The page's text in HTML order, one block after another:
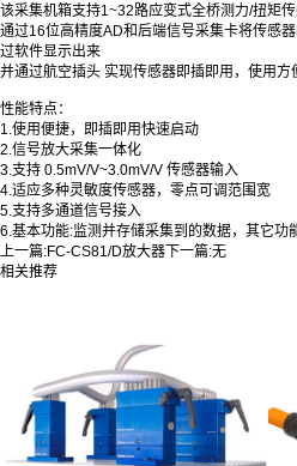
该采集机箱支持1~32路应变式全桥测力/扭矩
通过16位高精度AD和后端信号采集卡将传感
过软件显示出来
并通过航空插头 实现传感器即插即用，使用方
性能特点：
1.使用便捷，即插即用快速启动
2.信号放大采集一体化
3.支持 0.5mV/V~3.0mV/V 传感器输入
4.适应多种灵敏度传感器，零点可调范围宽
5.支持多通道信号接入
6.基本功能:监测并存储采集到的数据，其它功
上一篇:FC-CS81/D放大器 下一篇:无
相关推荐